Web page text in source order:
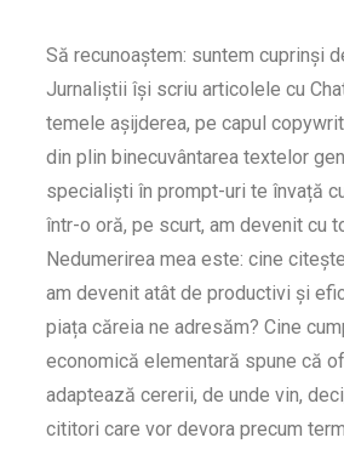
Să recunoaștem: suntem cuprinși
Jurnaliștii își scriu articolele cu
temele așijderea, pe capul
din plin binecuvântarea textelor
specialiști în prompt-uri te învață
într-o oră, pe scurt, am devenit cu
Nedumerirea mea este: cine
am devenit atât de productivi și
piața căreia ne adresăm? Cine
economică elementară spune că
adaptează cererii, de unde vin,
cititori care vor devora precum